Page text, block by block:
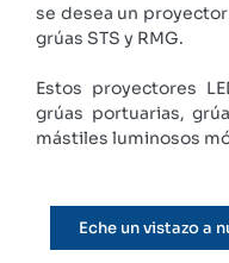
se desea un
grúas STS y RMG.
Estos proyectores
grúas portuarias,
mástiles luminosos
Eche un vistazo a